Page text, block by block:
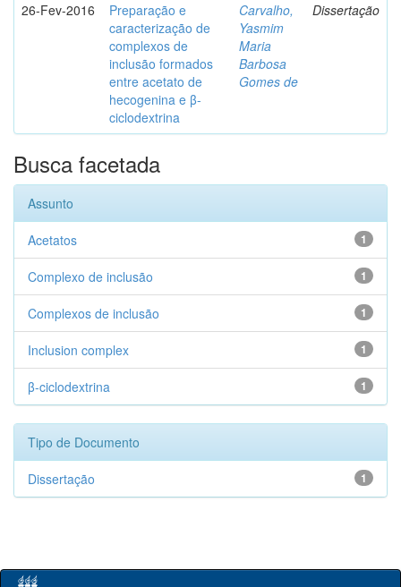
26-Fev-2016
Preparação e
caracterização de
complexos de
inclusão formados
entre acetato de
hecogenina e β-
ciclodextrina
Carvalho,
Yasmim
Maria
Barbosa
Gomes de
Dissertação
Busca facetada
Assunto
1
Acetatos
1
Complexo de inclusão
1
Complexos de inclusão
1
Inclusion complex
1
β-ciclodextrina
Tipo de Documento
1
Dissertação